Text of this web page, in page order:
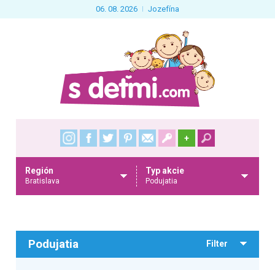
06. 08. 2026 Jozefína
+
Región
Bratislava
Typ akcie
Podujatia
Podujatia Filter